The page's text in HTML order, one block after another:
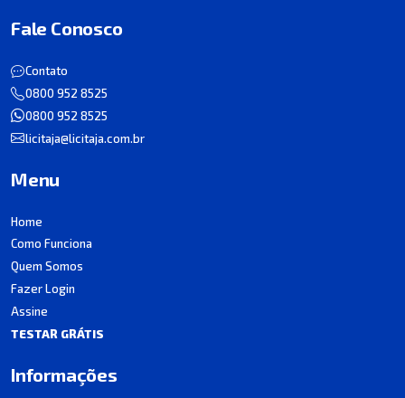
Fale Conosco
Contato
0800 952 8525
0800 952 8525
licitaja@licitaja.com.br
Menu
Home
Como Funciona
Quem Somos
Fazer Login
Assine
TESTAR GRÁTIS
Informações